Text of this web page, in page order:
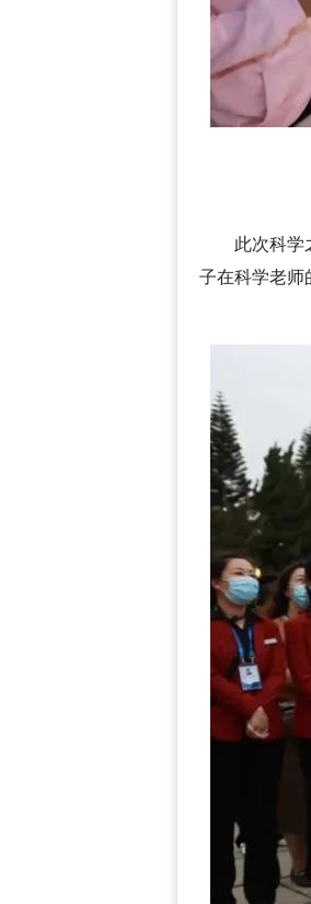
此次科学
子在科学老师